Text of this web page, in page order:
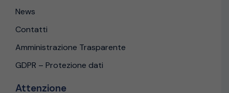
News
Contatti
Amministrazione Trasparente
GDPR – Protezione dati
Attenzione